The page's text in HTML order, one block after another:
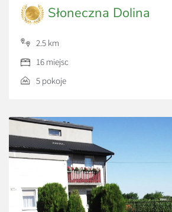
Słoneczna Dolina
2.5 km
16 miejsc
5 pokoje